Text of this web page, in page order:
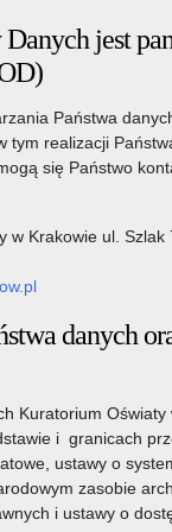
24
w roku
szkolnym 2025/
jest
Państwa
tym realizacji
się Państwo
w Krakowie ul. Szlak
danych
Kuratorium
i granicach
ustawy o
zasobie
i ustawy o